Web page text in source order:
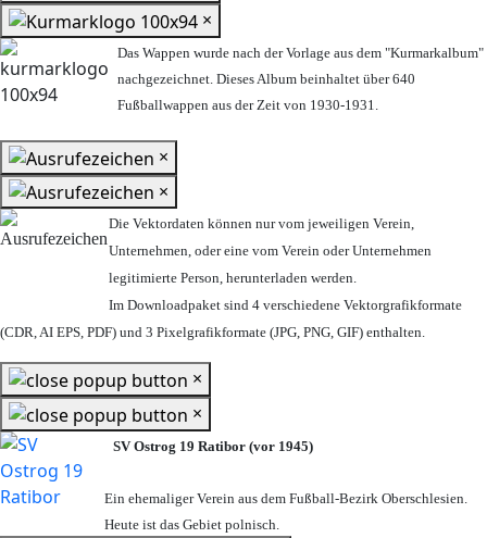
×
Das Wappen wurde nach der Vorlage aus dem "Kurmarkalbum"
nachgezeichnet. Dieses Album beinhaltet über 640
Fußballwappen aus der Zeit von 1930-1931.
×
×
Die Vektordaten können nur vom jeweiligen Verein,
Unternehmen, oder eine vom Verein oder Unternehmen
legitimierte Person, herunterladen werden.
Im Downloadpaket sind 4 verschiedene Vektorgrafikformate
(CDR, AI EPS, PDF) und 3 Pixelgrafikformate (JPG, PNG, GIF) enthalten.
×
×
SV Ostrog 19 Ratibor (vor 1945)
Ein ehemaliger Verein aus dem Fußball-Bezirk Oberschlesien.
Heute ist das Gebiet polnisch.